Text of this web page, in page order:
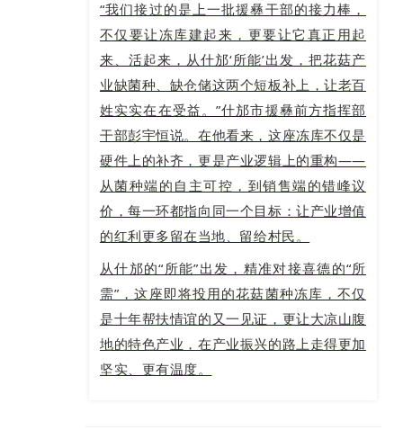
“我们接过的是上一批援彝干部的接力棒，
不仅要让冻库建起来，更要让它真正用起
来、活起来，从什邡‘所能’出发，把花菇产
业缺菌种、缺仓储这两个短板补上，让老百
姓实实在在受益。”什邡市援彝前方指挥部
干部彭宇恒说。在他看来，这座冻库不仅是
硬件上的补齐，更是产业逻辑上的重构——
从菌种端的自主可控，到销售端的错峰议
价，每一环都指向同一个目标：让产业增值
的红利更多留在当地、留给村民。
从什邡的“所能”出发，精准对接喜德的“所
需”，这座即将投用的花菇菌种冻库，不仅
是十年帮扶情谊的又一见证，更让大凉山腹
地的特色产业，在产业振兴的路上走得更加
坚实、更有温度。